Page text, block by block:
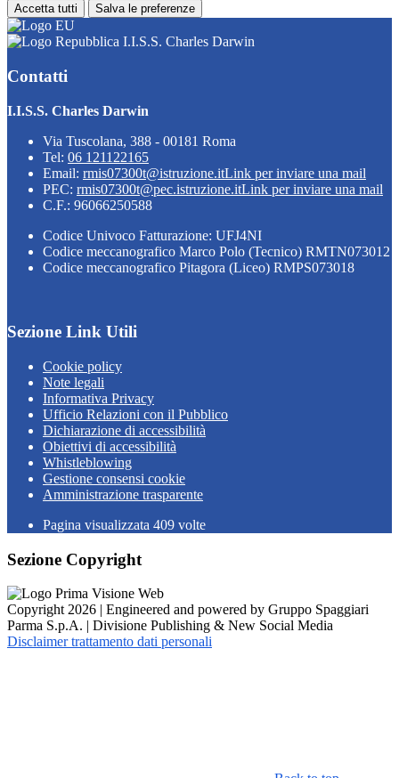
Accetta tutti Salva le preferenze
I.I.S.S. Charles Darwin
Contatti
I.I.S.S. Charles Darwin
Via Tuscolana, 388 - 00181 Roma
Tel: 06 121122165
Email: rmis07300t@istruzione.itLink per inviare una mail
PEC: rmis07300t@pec.istruzione.itLink per inviare una mail
C.F.: 96066250588
Codice Univoco Fatturazione: UFJ4NI
Codice meccanografico Marco Polo (Tecnico) RMTN073012
Codice meccanografico Pitagora (Liceo) RMPS073018
Sezione Link Utili
Cookie policy
Note legali
Informativa Privacy
Ufficio Relazioni con il Pubblico
Dichiarazione di accessibilità
Obiettivi di accessibilità
Whistleblowing
Gestione consensi cookie
Amministrazione trasparente
Pagina visualizzata 409 volte
Sezione Copyright
Copyright 2026 | Engineered and powered by Gruppo Spaggiari
Parma S.p.A. | Divisione Publishing & New Social Media
Disclaimer trattamento dati personali